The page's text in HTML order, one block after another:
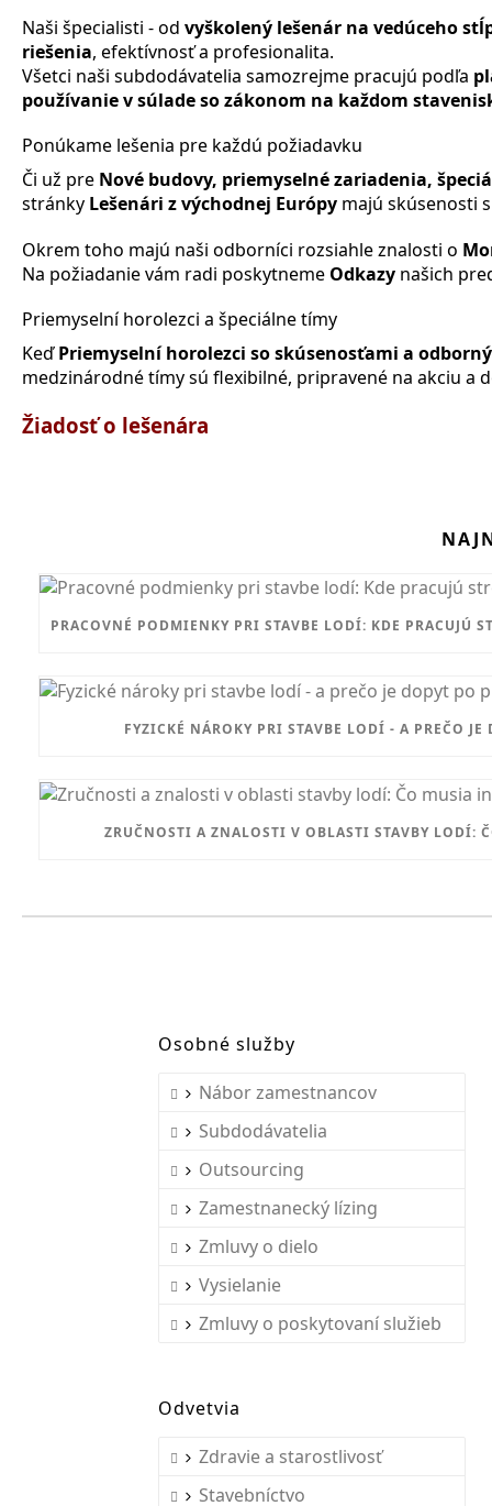
Naši špecialisti - od vyškolený lešenár na vedúceho
riešenia, efektívnosť a profesionalita.
Všetci naši subdodávatelia samozrejme pracujú podľa
používanie v súlade so zákonom na každom
Ponúkame lešenia pre každú požiadavku
Či už pre Nové budovy, priemyselné zariadenia,
stránky Lešenári z východnej Európy majú skúsenosti
Okrem toho majú naši odborníci rozsiahle znalosti o
Na požiadanie vám radi poskytneme Odkazy našich
Priemyselní horolezci a špeciálne tímy
KeďPriemyselní horolezci so skúsenosťami a
medzinárodné tímy sú flexibilné, pripravené na akciu a
Žiadosť o lešenára
PRACOVNÉ PODMIENKY PRI STAVBE LODÍ: KDE
FYZICKÉ NÁROKY PRI STAVBE LODÍ - A PREČO
ZRUČNOSTI A ZNALOSTI V OBLASTI STAVBY
Osobné služby
Nábor zamestnancov
Subdodávatelia
Outsourcing
Zamestnanecký lízing
Zmluvy o dielo
Vysielanie
Zmluvy o poskytovaní služieb
Odvetvia
Zdravie a starostlivosť
Stavebníctvo